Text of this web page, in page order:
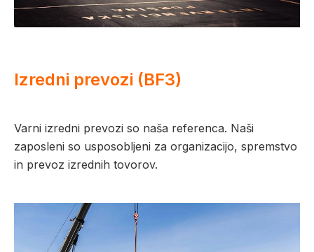
Izredni prevozi (BF3)
Varni izredni prevozi so naša referenca. Naši
zaposleni so usposobljeni za organizacijo, spremstvo
in prevoz izrednih tovorov.